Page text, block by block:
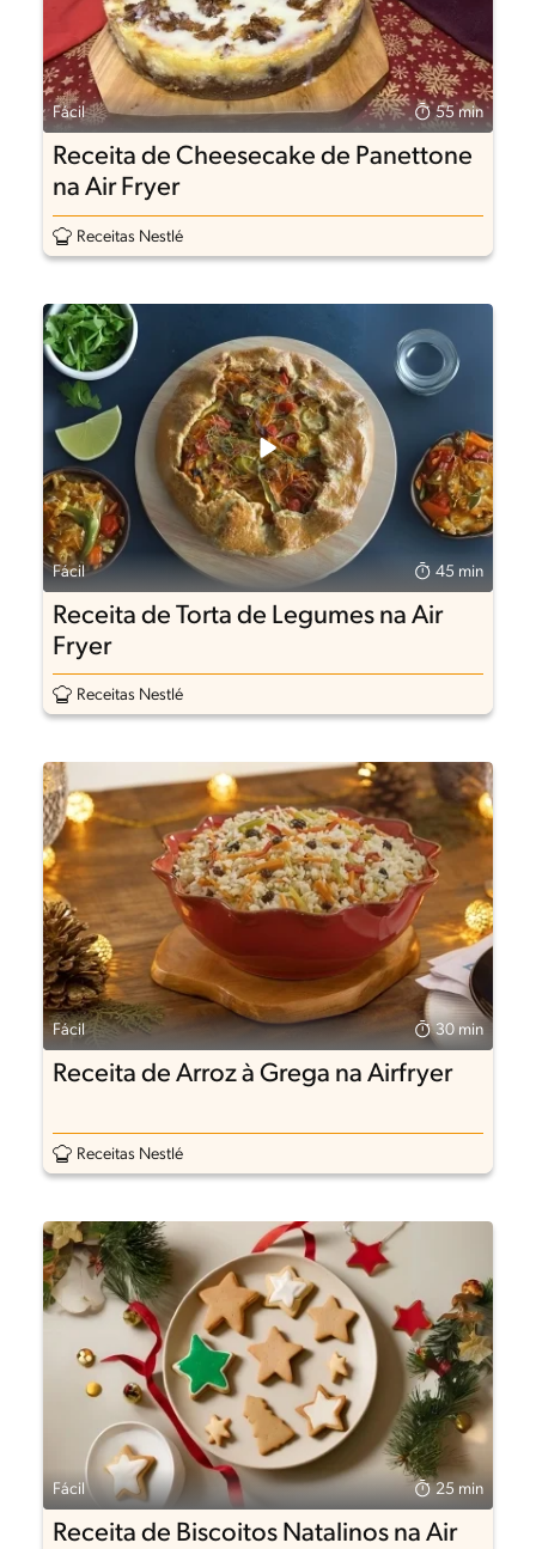
Fácil 55 min
Receita de Cheesecake de Panettone
na Air Fryer
Receitas Nestlé
Fácil 45 min
Receita de Torta de Legumes na Air
Fryer
Receitas Nestlé
Fácil 30 min
Receita de Arroz à Grega na Airfryer
Receitas Nestlé
Fácil 25 min
Receita de Biscoitos Natalinos na Air